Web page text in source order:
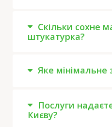
Скільки сохне
штукатурка?
Яке мінімальне
Послуги
Києву?